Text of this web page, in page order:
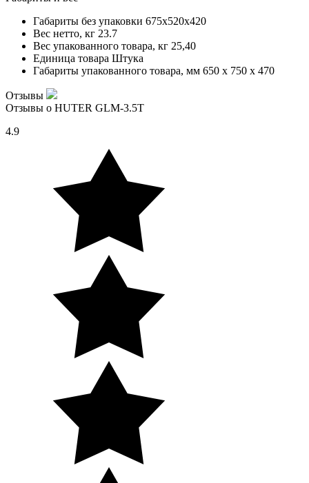
Габариты без упаковки 675х520х420
Вес нетто, кг 23.7
Вес упакованного товара, кг 25,40
Единица товара Штука
Габариты упакованного товара, мм 650 x 750 x 470
Отзывы
Отзывы о HUTER GLM-3.5T
4.9